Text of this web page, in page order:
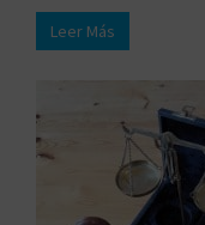
Leer Más